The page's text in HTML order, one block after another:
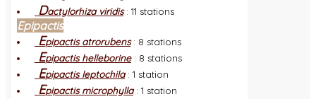
Dactylorhiza viridis: 11 stations
Epipactis
Epipactis atrorubens: 8 stations
Epipactis helleborine: 8 stations
Epipactis leptochila: 1 station
Epipactis microphylla: 1 station